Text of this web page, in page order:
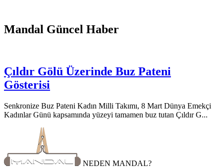
Mandal Güncel Haber
Çıldır Gölü Üzerinde Buz Pateni
Gösterisi
Senkronize Buz Pateni Kadın Milli Takımı, 8 Mart Dünya Emekçi
Kadınlar Günü kapsamında yüzeyi tamamen buz tutan Çıldır G...
NEDEN MANDAL?